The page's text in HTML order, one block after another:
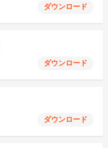
ダウンロード
ダウンロード
ダウンロード